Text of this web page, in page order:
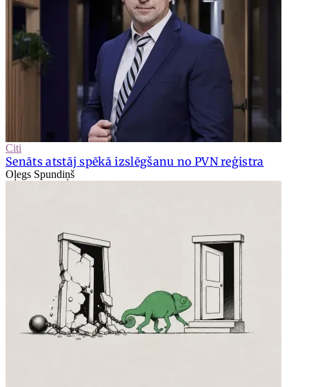
Citi
Senāts atstāj spēkā izslēgšanu no PVN reģistra
Oļegs Spundiņš